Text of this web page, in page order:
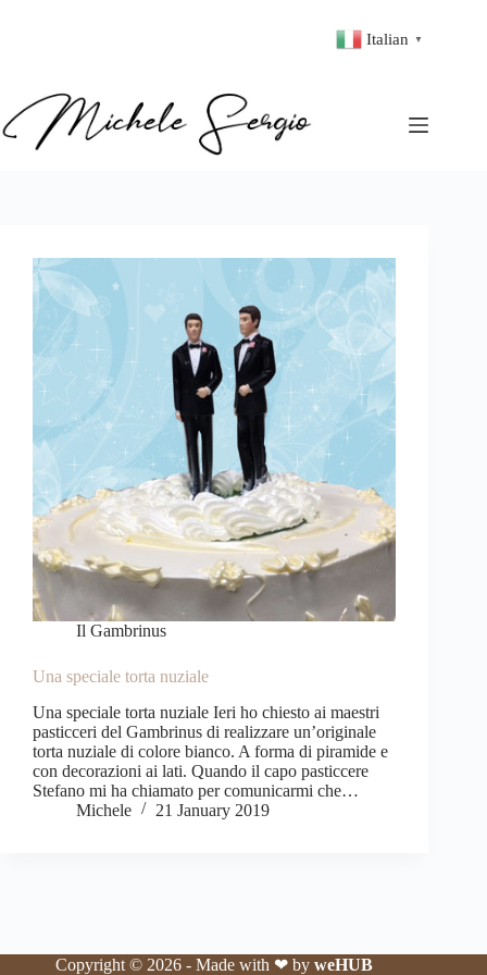
Italian ▼
Il Gambrinus
Una speciale torta nuziale
Una speciale torta nuziale Ieri ho chiesto ai maestri
pasticceri del Gambrinus di realizzare un’originale
torta nuziale di colore bianco. A forma di piramide e
con decorazioni ai lati. Quando il capo pasticcere
Stefano mi ha chiamato per comunicarmi che…
Michele
21 January 2019
Copyright © 2026 - Made with ❤ byweHUB